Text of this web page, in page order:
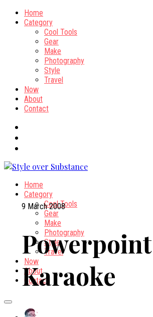
Home
Category
Cool Tools
Gear
Make
Photography
Style
Travel
Now
About
Contact
Home
Category
Cool Tools
Gear
Make
Photography
Style
Travel
Now
About
Contact
9 March 2008
Powerpoint
Karaoke